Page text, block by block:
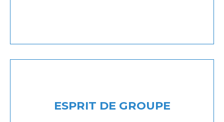
ESPRIT DE GROUPE